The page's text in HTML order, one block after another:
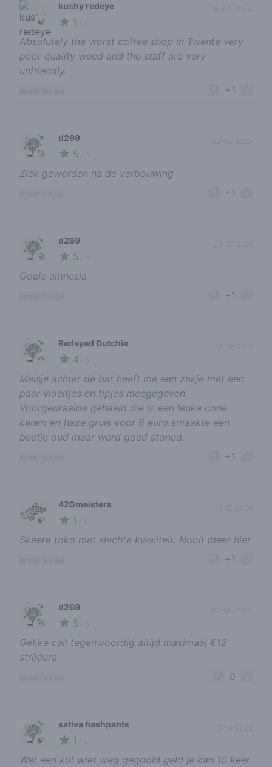
🍃
kushy redeye
1
06-03-2024
Absolutely the worst coffee shop in Twente very
poor quality weed and the staff are very
unfriendly.
+1
🚀
d269
5
02-02-2023
Ziek geworden na de verbouwing
+1
🚀
d269
5
Goeie amnesia
+1
🌱
Redeyed Dutchie
4
Meisje achter de bar heeft me een zakje met een
paar vloeitjes en tipjes meegegeven.
Voorgedraaide gehaald die in een leuke cone
kwam en haze gruis voor 8 euro smaakte een
beetje oud maar werd goed stoned.
+1
🍃
420meisters
1
Skeere toko met slechte kwaliteit. Nooit meer hier.
+1
🚀
d269
5
02-08-2023
Gekke cali tegenwoordig altijd maximaal €12
strijders
0
🍃
sativa hashpants
1
Wat een kut wiet weg gegooid geld je kan 10 keer